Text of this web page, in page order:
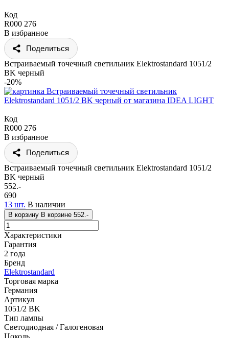
Код
R000 276
В избранное
Поделиться
Встраиваемый точечный светильник Elektrostandard 1051/2
BK черный
-20%
Код
R000 276
В избранное
Поделиться
Встраиваемый точечный светильник Elektrostandard 1051/2
BK черный
552.-
690
13 шт. В наличии
В корзину В корзине 552.-
Характеристики
Гарантия
2 года
Бренд
Elektrostandard
Торговая марка
Германия
Артикул
1051/2 BK
Тип лампы
Светодиодная / Галогеновая
Цоколь